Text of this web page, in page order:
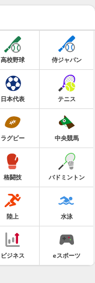
高校野球 侍ジャパン
日本代表 テニス
ラグビー 中央競馬
格闘技 バドミントン
陸上 水泳
ビジネス eスポーツ